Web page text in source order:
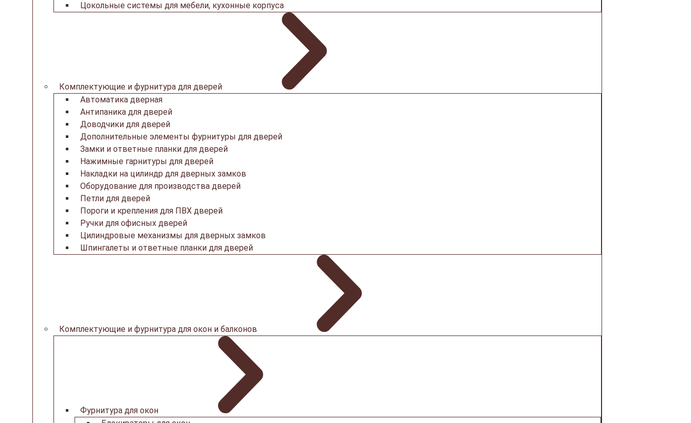
Цокольные системы для мебели, кухонные корпуса
Комплектующие и фурнитура для дверей
Автоматика дверная
Антипаника для дверей
Доводчики для дверей
Дополнительные элементы фурнитуры для дверей
Замки и ответные планки для дверей
Нажимные гарнитуры для дверей
Накладки на цилиндр для дверных замков
Оборудование для производства дверей
Петли для дверей
Пороги и крепления для ПВХ дверей
Ручки для офисных дверей
Цилиндровые механизмы для дверных замков
Шпингалеты и ответные планки для дверей
Комплектующие и фурнитура для окон и балконов
Фурнитура для окон